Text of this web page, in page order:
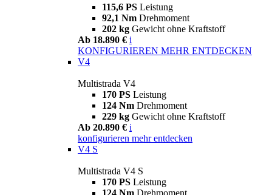
115,6 PS Leistung
92,1 Nm Drehmoment
202 kg Gewicht ohne Kraftstoff
Ab 18.890 € i
KONFIGURIEREN MEHR ENTDECKEN
V4
Multistrada V4
170 PS Leistung
124 Nm Drehmoment
229 kg Gewicht ohne Kraftstoff
Ab 20.890 € i
konfigurieren mehr entdecken
V4 S
Multistrada V4 S
170 PS Leistung